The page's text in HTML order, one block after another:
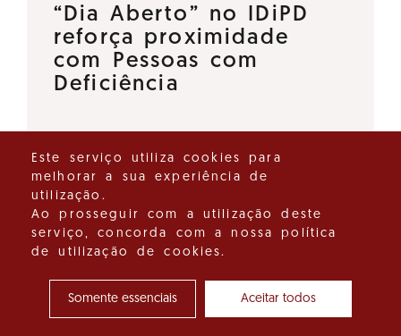
“Dia Aberto” no IDiPD
reforça proximidade
com Pessoas com
Deficiência
Pessoas com Deficiência (IDiPD)
lançou a iniciativa “Dia Aberto”,
um espaço de diálogo direto
que tem como objetivo
reforçar a proximidade entre…
Ver detalhes do destaque
Este serviço utiliza cookies para
melhorar a sua experiência de
utilização.
Ao prosseguir com a utilização deste
serviço, concorda com a nossa política
de utilização de cookies.
Somente essenciais Aceitar todos